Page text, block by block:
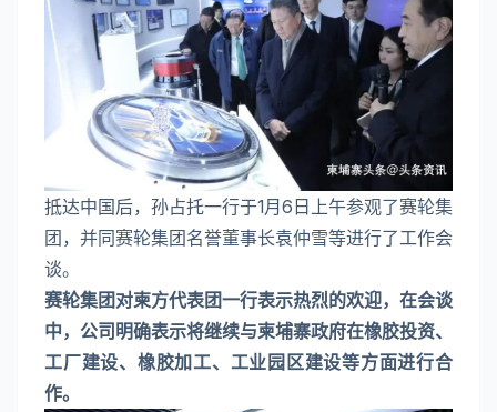
抵达中国后，孙占托一行于1月6日上午参观了赛轮集
团，并同赛轮集团名誉董事长袁仲雪等进行了工作会
谈。
赛轮集团对柬方代表团一行表示热烈的欢迎，在会谈
中，公司明确表示将继续与柬埔寨政府在橡胶投资、
工厂建设、橡胶加工、工业园区建设等方面进行合
作。